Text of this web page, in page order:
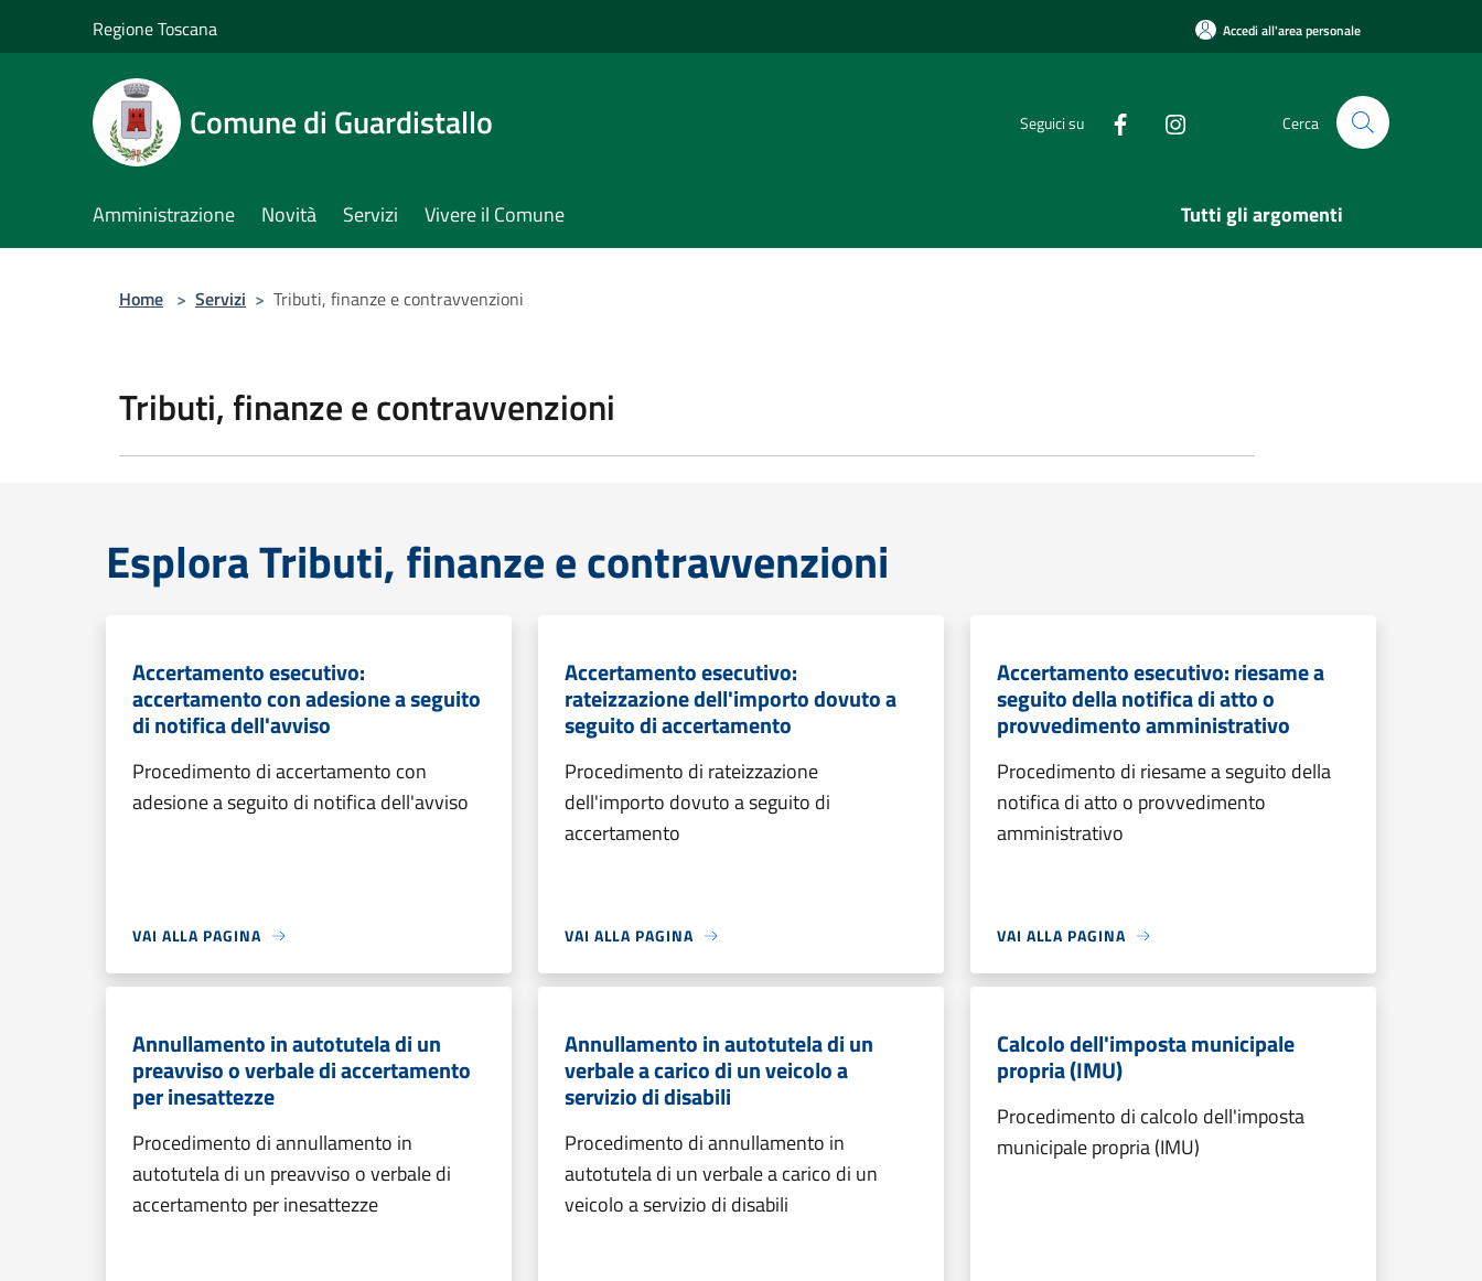
Regione Toscana Accedi all'area personale
Comune di Guardistallo Seguici su Cerca
Amministrazione Novità Servizi Vivere il Comune Tutti gli argomenti
Home > Servizi > Tributi, finanze e contravvenzioni
Tributi, finanze e contravvenzioni
Esplora Tributi, finanze e contravvenzioni
Accertamento esecutivo:
accertamento con adesione a seguito
di notifica dell'avviso
Procedimento di accertamento con
adesione a seguito di notifica dell'avviso
VAI ALLA PAGINA
Accertamento esecutivo:
rateizzazione dell'importo dovuto a
seguito di accertamento
Procedimento di rateizzazione
dell'importo dovuto a seguito di
accertamento
VAI ALLA PAGINA
Accertamento esecutivo: riesame a
seguito della notifica di atto o
provvedimento amministrativo
Procedimento di riesame a seguito della
notifica di atto o provvedimento
amministrativo
VAI ALLA PAGINA
Annullamento in autotutela di un
preavviso o verbale di accertamento
per inesattezze
Procedimento di annullamento in
autotutela di un preavviso o verbale di
accertamento per inesattezze
Annullamento in autotutela di un
verbale a carico di un veicolo a
servizio di disabili
Procedimento di annullamento in
autotutela di un verbale a carico di un
veicolo a servizio di disabili
Calcolo dell'imposta municipale
propria (IMU)
Procedimento di calcolo dell'imposta
municipale propria (IMU)